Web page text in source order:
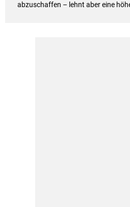
abzuschaffen – lehnt aber eine